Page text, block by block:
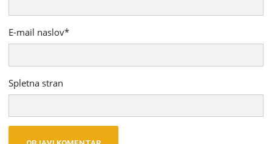
E-mail naslov*
Spletna stran